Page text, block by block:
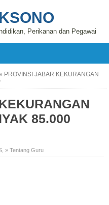
Perikanan dan Pegawai
PROVINSI JABAR KEKURANGAN
85.000
» Tentang Guru